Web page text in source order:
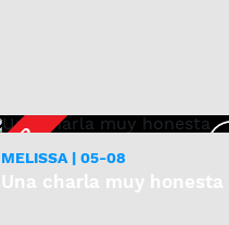
MELISSA | 05-08
Una charla muy honesta